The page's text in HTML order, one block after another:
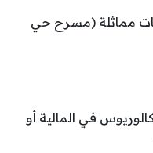
مماثلة (مسرح حي
في المالية أو